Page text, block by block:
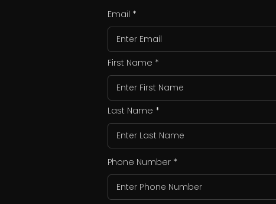
Email
First Name
Last Name
Phone Number